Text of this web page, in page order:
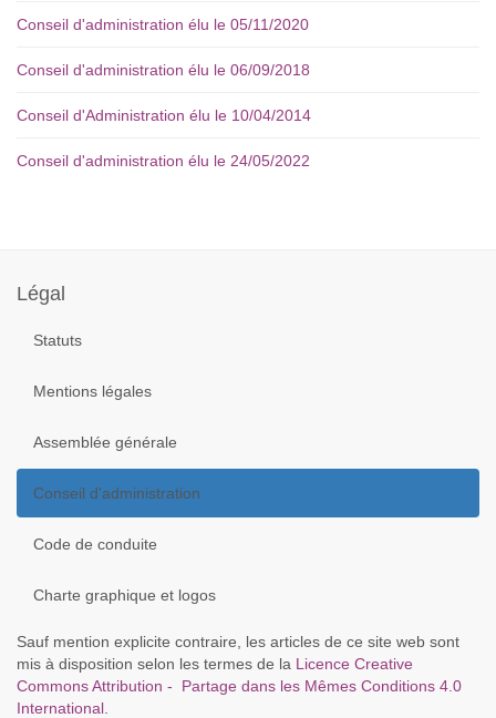
Conseil d'administration élu le 05/11/2020
Conseil d'administration élu le 06/09/2018
Conseil d'Administration élu le 10/04/2014
Conseil d'administration élu le 24/05/2022
Légal
Statuts
Mentions légales
Assemblée générale
Conseil d'administration
Code de conduite
Charte graphique et logos
Sauf mention explicite contraire, les articles de ce site web sont
mis à disposition selon les termes de la Licence Creative
Commons Attribution - Partage dans les Mêmes Conditions 4.0
International
précédenteprécédent